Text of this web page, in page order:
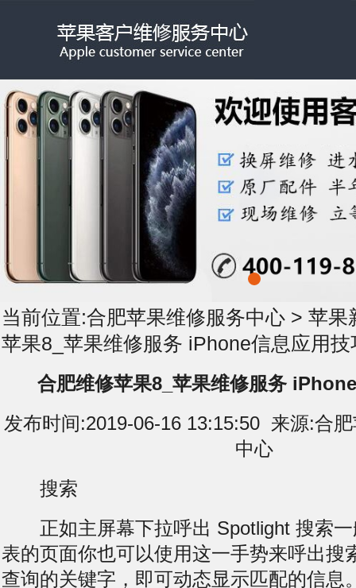
当前位置:合肥苹果维修服务中心 > 苹果
苹果8_苹果维修服务 iPhone信息应用技
合肥维修苹果8_苹果维修服务
发布时间:2019-06-16 13:15:50 来源:合
中心
搜索
正如主屏幕下拉呼出 Spotlight 搜索一
表的页面你也可以使用这一手势来呼出搜
查询的关键字，即可动态显示匹配的信息